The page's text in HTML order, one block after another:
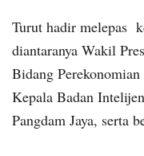
Turut hadir melepas
diantaranya Wakil
Bidang
Kepala Badan
Pangdam Jaya, serta